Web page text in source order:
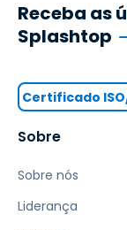
Sobre
Sobre nós
Liderança
Receba as
Splashtop
Certificado